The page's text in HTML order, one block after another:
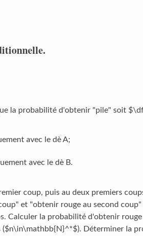
la probabilité d'obtenir "pile" soit
avec le dè A;
avec le dè B.
coup, puis au deux premiers
et "obtenir rouge au second
Calculer la probabilité d'obtenir
Déterminer la